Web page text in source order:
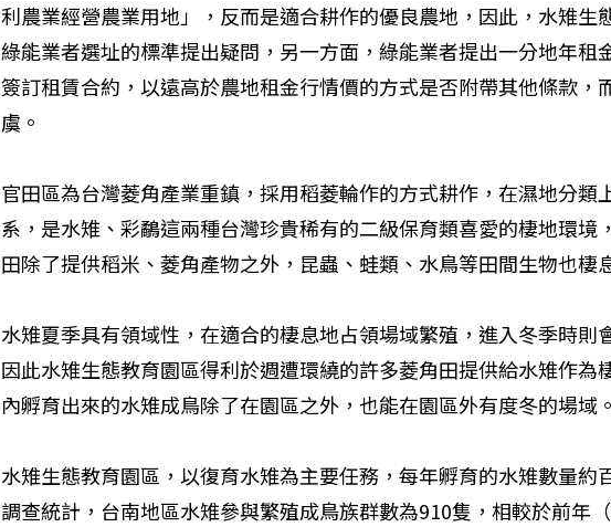
利農業經營農業用地」，反而是適合耕作的優良農地，因此，水雉生
綠能業者選址的標準提出疑問，另一方面，綠能業者提出一分地年租
簽訂租賃合約，以遠高於農地租金行情價的方式是否附帶其他條款，
虞。
官田區為台灣菱角產業重鎮，採用稻菱輪作的方式耕作，在濕地分類
系，是水雉、彩鷸這兩種台灣珍貴稀有的二級保育類喜愛的棲地環境
田除了提供稻米、菱角產物之外，昆蟲、蛙類、水鳥等田間生物也棲
水雉夏季具有領域性，在適合的棲息地占領場域繁殖，進入冬季時則
因此水雉生態教育園區得利於週遭環繞的許多菱角田提供給水雉作為
內孵育出來的水雉成鳥除了在園區之外，也能在園區外有度冬的場域。
水雉生態教育園區，以復育水雉為主要任務，每年孵育的水雉數量約
調查統計，台南地區水雉參與繁殖成鳥族群數為910隻，相較於前年